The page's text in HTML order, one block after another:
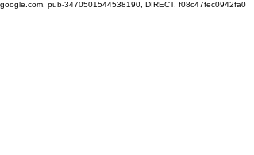
google.com, pub-3470501544538190, DIRECT, f08c47fec0942fa0